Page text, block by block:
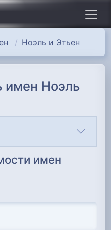
Ноэль и Этьен
имен Ноэль
имен